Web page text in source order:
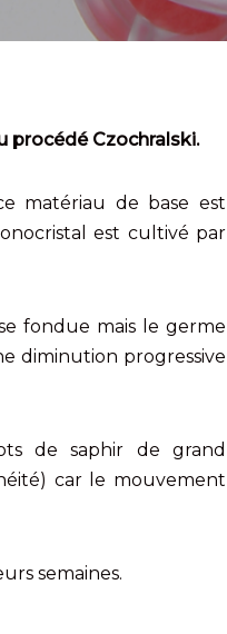
procédé Czochralski.
matériau de base est
est cultivé par
fondue mais le germe
diminution progressive
de saphir de grand
car le mouvement
semaines.